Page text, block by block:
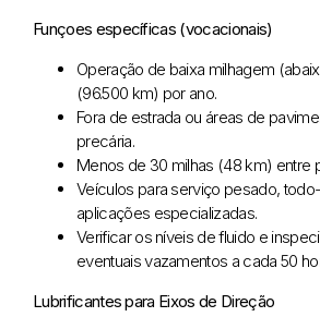
Funçoes específicas (vocacionais)
Operação de baixa milhagem
(96.500 km) por ano.
Fora de estrada ou áreas de
precária.
Menos de 30 milhas (48 km) entre
Veículos para serviço pesado,
aplicações especializadas.
Verificar os níveis de fluido e
eventuais vazamentos a cada 50
Lubrificantes para Eixos de Direção